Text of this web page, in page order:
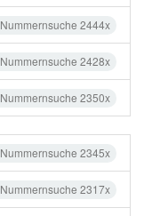
Nummernsuche 2444x
Nummernsuche 2428x
Nummernsuche 2350x
Nummernsuche 2345x
Nummernsuche 2317x